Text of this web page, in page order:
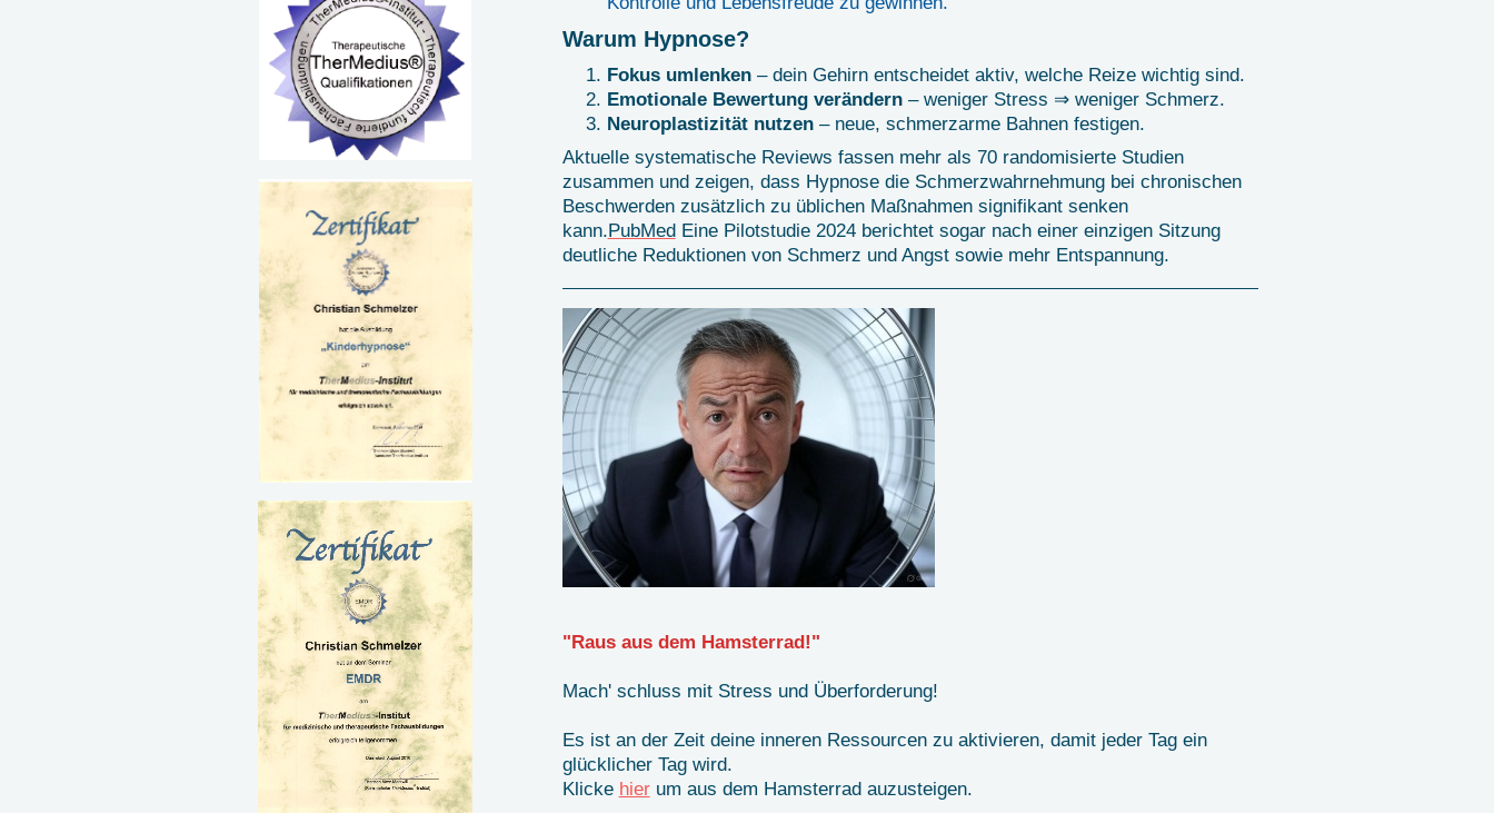
Warum Hypnose?
Fokus umlenken– dein Gehirn entscheidet aktiv, welche Reize wichtig sind.
Emotionale Bewertung verändern– weniger Stress ⇒ weniger Schmerz.
Neuroplastizität nutzen– neue, schmerzarme Bahnen festigen.
Aktuelle systematische Reviews fassen mehr als 70 randomisierte Studien
zusammen und zeigen, dass Hypnose die Schmerzwahrnehmung bei chronischen
Beschwerden zusätzlich zu üblichen Maßnahmen signifikant senken
kann. PubMed Eine Pilotstudie 2024 berichtet sogar nach einer einzigen Sitzung
deutliche Reduktionen von Schmerz und Angst sowie mehr Entspannung.
"Raus aus dem Hamsterrad!"
Mach' schluss mit Stress und Überforderung!
Es ist an der Zeit deine inneren Ressourcen zu aktivieren, damit jeder Tag ein
glücklicher Tag wird.
Klicke hierum aus dem Hamsterrad auzusteigen.